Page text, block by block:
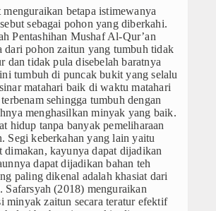
menguraikan betapa istimewanya
sebagai pohon yang diberkahi.
Pentashihan Mushaf Al-Qur’an
dari pohon zaitun yang tumbuh tidak
dan tidak pula disebelah baratnya
tumbuh di puncak bukit yang selalu
matahari baik di waktu matahari
sehingga tumbuh dengan
menghasilkan minyak yang baik.
hidup tanpa banyak pemeliharaan
Segi keberkahan yang lain yaitu
dimakan, kayunya dapat dijadikan
dapat dijadikan bahan teh
paling dikenal adalah khasiat dari
Safarsyah (2018) menguraikan
minyak zaitun secara teratur efektif